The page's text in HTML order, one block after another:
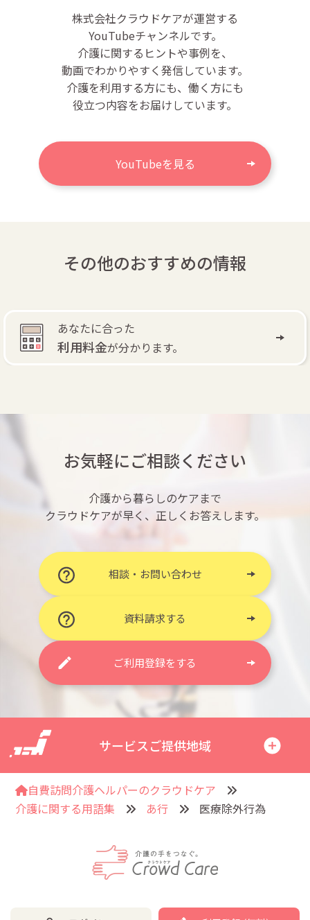
株式会社クラウドケアが運営する
YouTubeチャンネルです。
介護に関するヒントや事例を、
動画でわかりやすく発信しています。
介護を利用する方にも、働く方にも
役立つ内容をお届けしています。
YouTubeを見る
その他のおすすめの情報
あなたに合った
利用料金が分かります。
お気軽にご相談ください
介護から暮らしのケアまで
クラウドケアが早く、正しくお答えします。
相談・お問い合わせ
資料請求する
ご利用登録をする
サービスご提供地域
自費訪問介護ヘルパーのクラウドケア
介護に関する用語集
あ行 医療除外行為